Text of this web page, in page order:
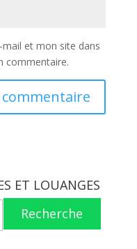
et mon site dans
commentaire.
ET LOUANGES
Recherche